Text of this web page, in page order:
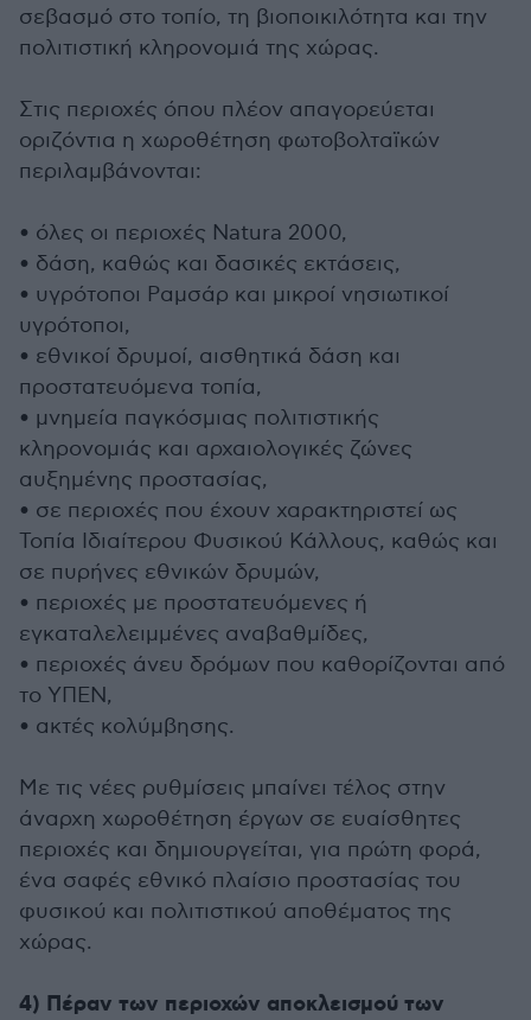
σεβασμό στο τοπίο, τη βιοποικιλότητα και την
πολιτιστική κληρονομιά της χώρας.
Στις περιοχές όπου πλέον απαγορεύεται
οριζόντια η χωροθέτηση φωτοβολταϊκών
περιλαμβάνονται:
• όλες οι περιοχές Natura 2000,
• δάση, καθώς και δασικές εκτάσεις,
• υγρότοποι Ραμσάρ και μικροί νησιωτικοί
υγρότοποι,
• εθνικοί δρυμοί, αισθητικά δάση και
προστατευόμενα τοπία,
• μνημεία παγκόσμιας πολιτιστικής
κληρονομιάς και αρχαιολογικές ζώνες
αυξημένης προστασίας,
• σε περιοχές που έχουν χαρακτηριστεί ως
Τοπία Ιδιαίτερου Φυσικού Κάλλους, καθώς και
σε πυρήνες εθνικών δρυμών,
• περιοχές με προστατευόμενες ή
εγκαταλελειμμένες αναβαθμίδες,
• περιοχές άνευ δρόμων που καθορίζονται από
το ΥΠΕΝ,
• ακτές κολύμβησης.
Με τις νέες ρυθμίσεις μπαίνει τέλος στην
άναρχη χωροθέτηση έργων σε ευαίσθητες
περιοχές και δημιουργείται, για πρώτη φορά,
ένα σαφές εθνικό πλαίσιο προστασίας του
φυσικού και πολιτιστικού αποθέματος της
χώρας.
4) Πέραν των περιοχών αποκλεισμού των